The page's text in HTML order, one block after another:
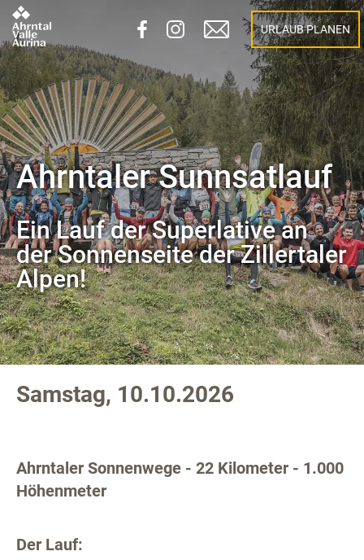
URLAUB PLANEN
Ahrntaler Sunnsatlauf
Ein Lauf der Superlative an
der Sonnenseite der Zillertaler
Alpen!
Samstag, 10.10.2026
Ahrntaler Sonnenwege - 22 Kilometer - 1.000
Höhenmeter
Der Lauf: